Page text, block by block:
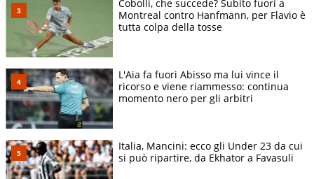
Cobolli, che succede? Subito fuori a
Montreal contro Hanfmann, per Flavio è
tutta colpa della tosse
L'Aia fa fuori Abisso ma lui vince il
ricorso e viene riammesso: continua
momento nero per gli arbitri
Italia, Mancini: ecco gli Under 23 da cui
si può ripartire, da Ekhator a Favasuli